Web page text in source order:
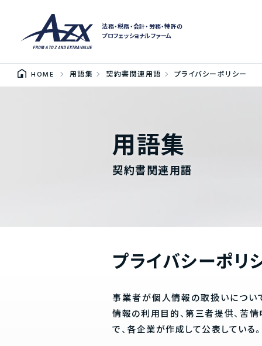
法務・税務・会計・労務・特許の
プロフェッショナルファーム
HOME 用語集 契約書関連用語 プライバシーポリシー
用語集
契約書関連用語
プライバシーポリ
事業者が個人情報の取扱いについ
情報の利用目的、第三者提供、苦
で、各企業が作成して公表している